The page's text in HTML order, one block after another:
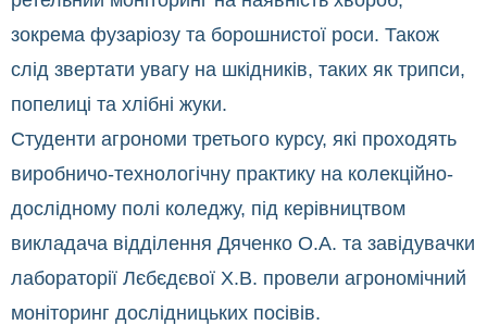
зокрема фузаріозу та борошнистої роси. Також
слід звертати увагу на шкідників, таких як трипси,
попелиці та хлібні жуки.
Студенти агрономи третього курсу, які проходять
виробничо-технологічну практику на колекційно-
дослідному полі коледжу, під керівництвом
викладача відділення Дяченко О.А. та завідувачки
лабораторії Лєбєдєвої Х.В. провели агрономічний
моніторинг дослідницьких посівів.